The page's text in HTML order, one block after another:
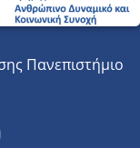
Πανεπιστήμιο